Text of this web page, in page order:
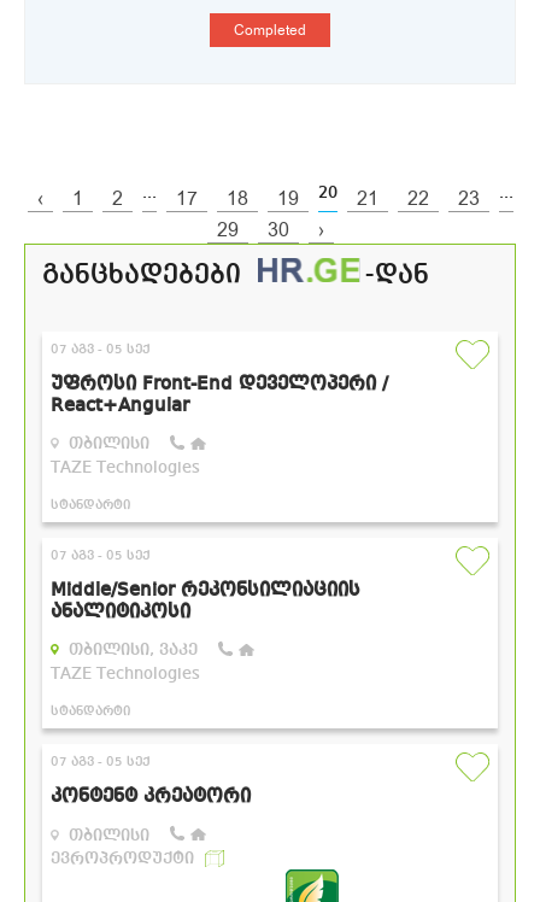
Completed
‹ 1 2 ... 17 18 19 20 21 22 23 ...
29 30 ›